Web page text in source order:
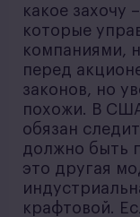
какое захочу
которые
компаниями,
перед
законов, но
похожи. В
обязан
должно быть
это другая
крафтовой.